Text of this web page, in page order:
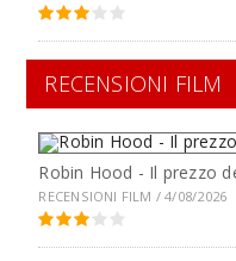
RECENSIONI FILM
Robin Hood - Il prezzo
RECENSIONI FILM / 4/08/2026